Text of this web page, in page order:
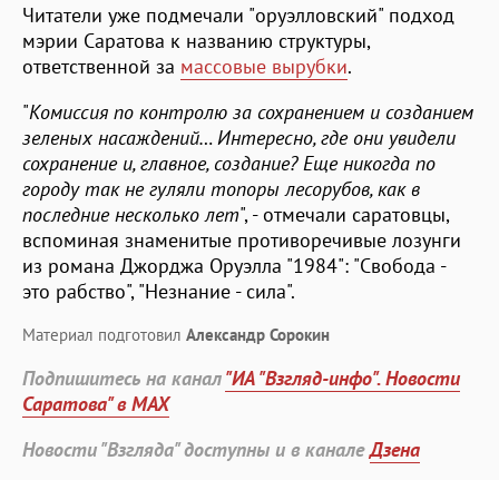
Читатели уже подмечали "оруэлловский" подход
мэрии Саратова к названию структуры,
ответственной за массовые вырубки.
"Комиссия по контролю за сохранением и созданием
зеленых насаждений… Интересно, где они увидели
сохранение и, главное, создание? Еще никогда по
городу так не гуляли топоры лесорубов, как в
последние несколько лет", - отмечали саратовцы,
вспоминая знаменитые противоречивые лозунги
из романа Джорджа Оруэлла "1984": "Свобода -
это рабство", "Незнание - сила".
Материал подготовил Александр Сорокин
Подпишитесь на канал"ИА "Взгляд-инфо". Новости
Саратова" в MAX
Новости "Взгляда" доступны и в каналеДзена